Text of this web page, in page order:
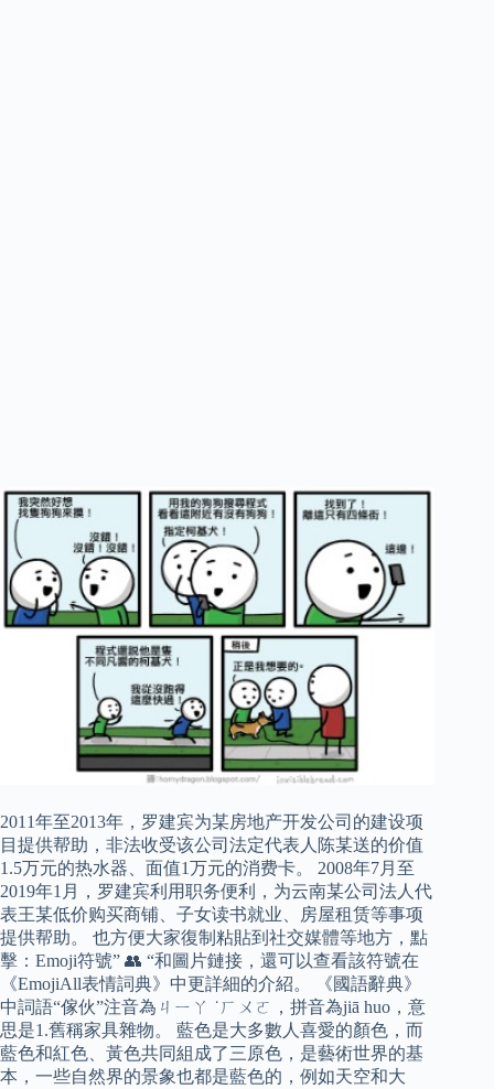
2011年至2013年，罗建宾为某房地产开发公司的建设项
目提供帮助，非法收受该公司法定代表人陈某送的价值
1.5万元的热水器、面值1万元的消费卡。 2008年7月至
2019年1月，罗建宾利用职务便利，为云南某公司法人代
表王某低价购买商铺、子女读书就业、房屋租赁等事项
提供帮助。 也方便大家復制粘貼到社交媒體等地方，點
擊：Emoji符號” 👥 “和圖片鏈接，還可以查看該符號在
《EmojiAll表情詞典》中更詳細的介紹。 《國語辭典》
中詞語“傢伙”注音為ㄐㄧㄚ ˙ㄏㄨㄛ，拼音為jiā huo，意
思是1.舊稱家具雜物。 藍色是大多數人喜愛的顏色，而
藍色和紅色、黃色共同組成了三原色，是藝術世界的基
本，一些自然界的景象也都是藍色的，例如天空和大